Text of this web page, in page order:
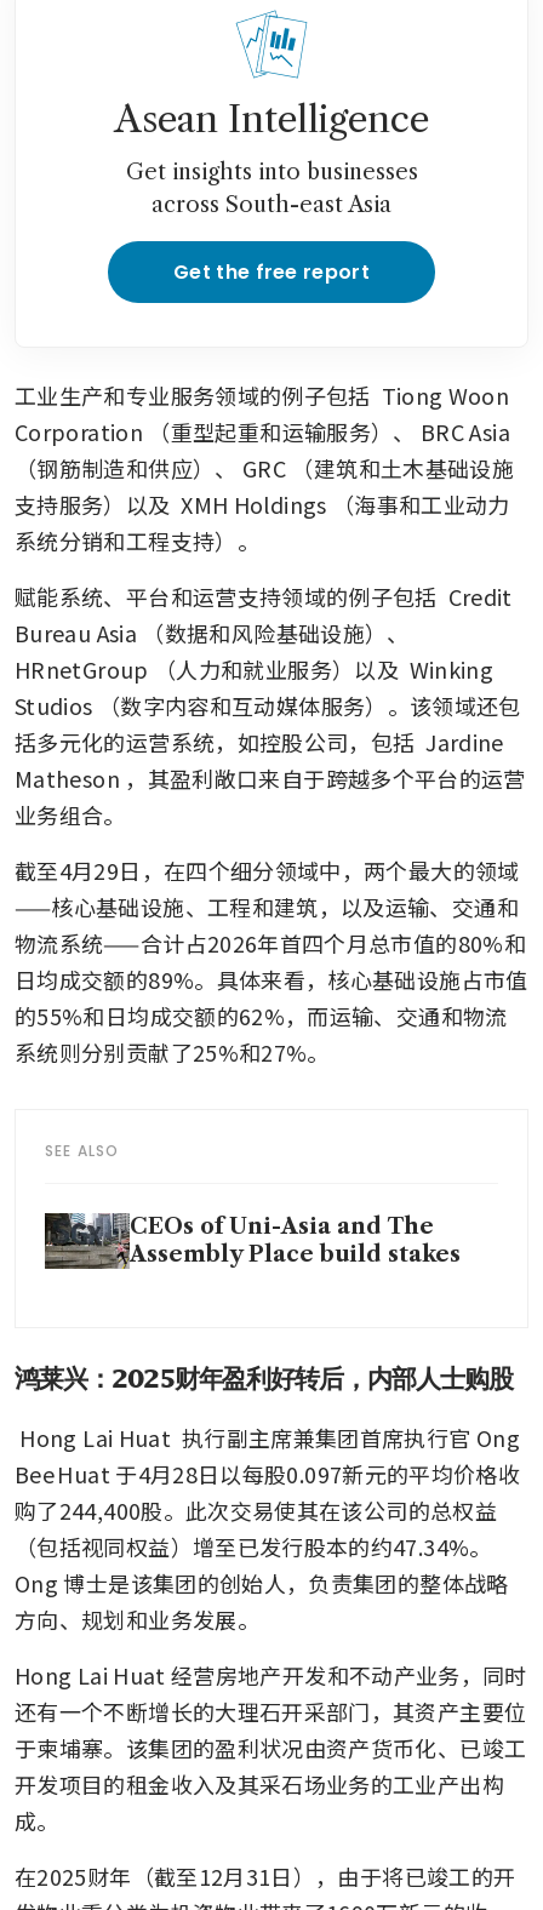
Asean Intelligence
Get insights into businesses
across South-east Asia
Get the free report
工业生产和专业服务领域的例子包括 Tiong Woon
Corporation
（重型起重和运输服务）、
BRC Asia
（钢筋制造和供应）、
GRC
（建筑和土木基础设施
支持服务）以及 XMH Holdings
（海事和工业动力
系统分销和工程支持）。
赋能系统、平台和运营支持领域的例子包括 Credit
Bureau Asia
（数据和风险基础设施）、
HRnetGroup
（人力和就业服务）以及 Winking
Studios
（数字内容和互动媒体服务）。该领域还包
括多元化的运营系统，如控股公司，包括 Jardine
Matheson ，其盈利敞口来自于跨越多个平台的运营
业务组合。
截至4月29日，在四个细分领域中，两个最大的领域
——核心基础设施、工程和建筑，以及运输、交通和
物流系统——合计占2026年首四个月总市值的80%和
日均成交额的89%。具体来看，核心基础设施占市值
的55%和日均成交额的62%，而运输、交通和物流
系统则分别贡献了25%和27%。
SEE ALSO
CEOs of Uni-Asia and The
Assembly Place build stakes
鸿莱兴：2025财年盈利好转后，内部人士购股
Hong Lai Huat 执行副主席兼集团首席执行官 Ong
Bee Huat 于4月28日以每股0.097新元的平均价格收
购了244,400股。此次交易使其在该公司的总权益
（包括视同权益）增至已发行股本的约47.34%。
Ong 博士是该集团的创始人，负责集团的整体战略
方向、规划和业务发展。
Hong Lai Huat 经营房地产开发和不动产业务，同时
还有一个不断增长的大理石开采部门，其资产主要位
于柬埔寨。该集团的盈利状况由资产货币化、已竣工
开发项目的租金收入及其采石场业务的工业产出构
成。
在2025财年（截至12月31日），由于将已竣工的开